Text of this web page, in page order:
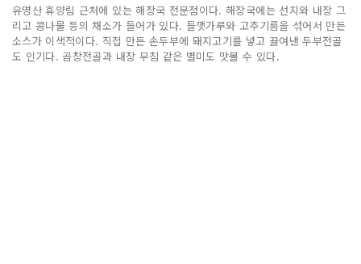
유명산 휴양림 근처에 있는 해장국 전문점이다. 해장국에는 선지와 내장 그
리고 콩나물 등의 채소가 들어가 있다. 들깻가루와 고추기름을 섞어서 만든
소스가 이색적이다. 직접 만든 손두부에 돼지고기를 넣고 끓여낸 두부전골
도 인기다. 곱창전골과 내장 무침 같은 별미도 맛볼 수 있다.